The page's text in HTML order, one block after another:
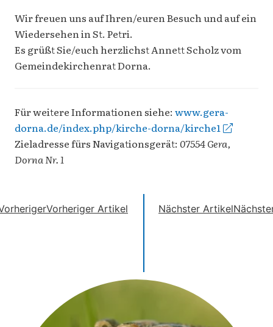
Wir freuen uns auf Ihren/euren Besuch und auf ein
Wiedersehen in St. Petri.
Es grüßt Sie/euch herzlichst Annett Scholz vom
Gemeindekirchenrat Dorna.
Für weitere Informationen siehe: www.gera-
dorna.de/index.php/kirche-dorna/kirche1
Zieladresse fürs Navigationsgerät: 07554 Gera,
Dorna Nr. 1
Vorheriger Artikel Nächster Artikel